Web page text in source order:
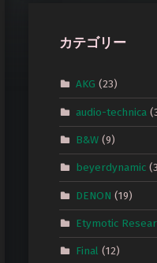
カテゴリー
AKG (23)
audio-technica
B&W(9)
beyerdynamic
DENON (19)
Etymotic
Final (12)